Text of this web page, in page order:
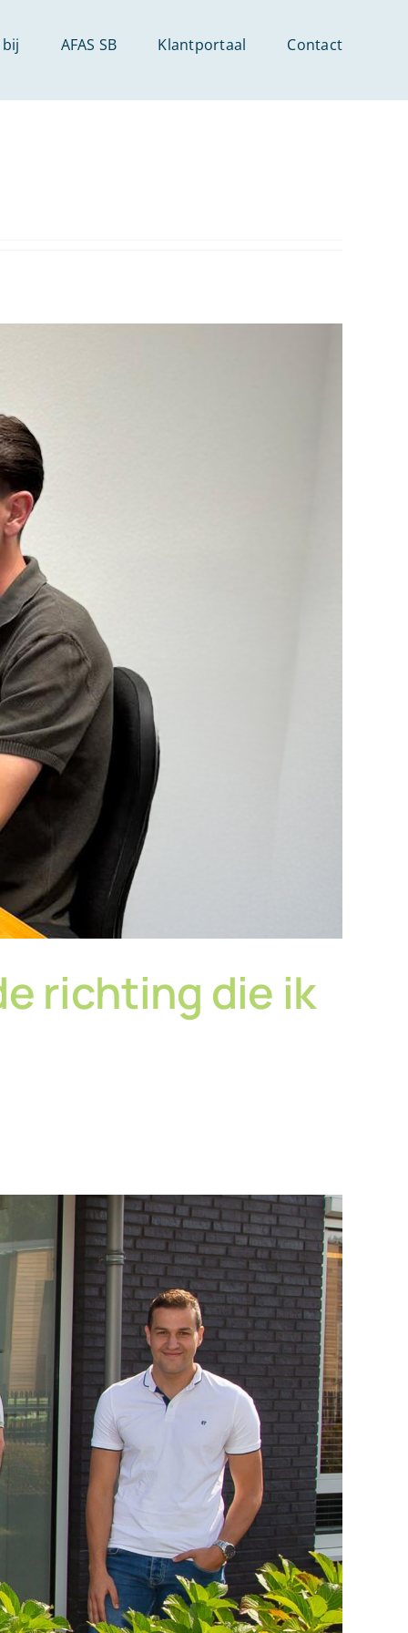
AFAS SB Klantportaal Contact
richting die ik